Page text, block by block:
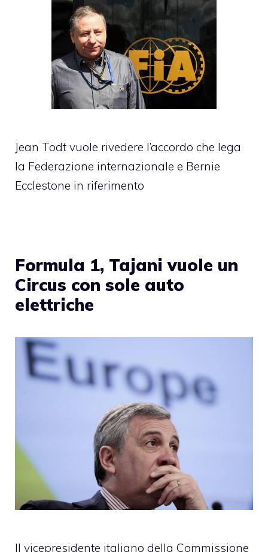
Jean Todt vuole rivedere l’accordo che lega
la Federazione internazionale e Bernie
Ecclestone in riferimento
Formula 1, Tajani vuole un
Circus con sole auto
elettriche
Il vicepresidente italiano della Commissione